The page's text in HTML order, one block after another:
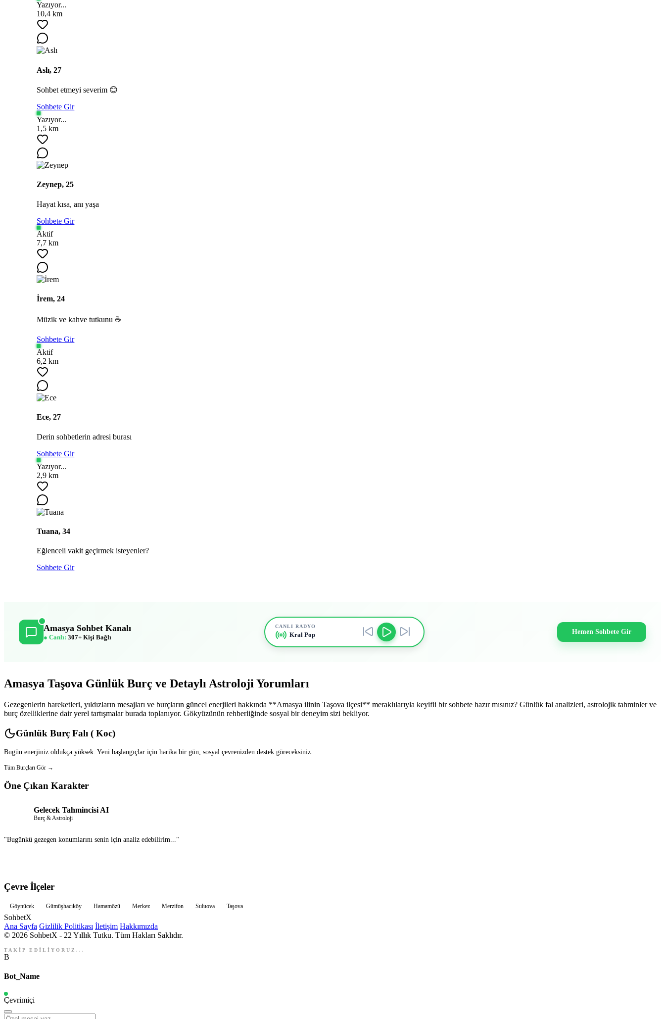
Yazıyor...
10,4 km
Aslı, 27
Sohbet etmeyi severim 😊
Sohbete Gir
Yazıyor...
1,5 km
Zeynep, 25
Hayat kısa, anı yaşa
Sohbete Gir
Aktif
7,7 km
İrem, 24
Müzik ve kahve tutkunu ☕
Sohbete Gir
Aktif
6,2 km
Ece, 27
Derin sohbetlerin adresi burası
Sohbete Gir
Yazıyor...
2,9 km
Tuana, 34
Eğlenceli vakit geçirmek isteyenler?
Sohbete Gir
Amasya Sohbet Kanalı
● Canlı: 307+ Kişi Bağlı
CANLI RADYO
Kral Pop Hemen Sohbete Gir
Amasya Taşova Günlük Burç ve Detaylı Astroloji Yorumları
Gezegenlerin hareketleri, yıldızların mesajları ve burçların güncel enerjileri hakkında **Amasya ilinin Taşova ilçesi** meraklılarıyla keyifli bir sohbete hazır mısınız? Günlük fal analizleri, astrolojik tahminler ve
burç özelliklerine dair yerel tartışmalar burada toplanıyor. Gökyüzünün rehberliğinde sosyal bir deneyim sizi bekliyor.
Günlük Burç Falı ( Koc)
Bugün enerjiniz oldukça yüksek. Yeni başlangıçlar için harika bir gün, sosyal çevrenizden destek göreceksiniz.
Tüm Burçları Gör →
Öne Çıkan Karakter
Gelecek Tahmincisi AI
Burç & Astroloji
"Bugünkü gezegen konumlarını senin için analiz edebilirim..."
Çevre İlçeler
Göynücek Gümüşhacıköy Hamamözü Merkez Merzifon Suluova Taşova
SohbetX
Ana Sayfa Gizlilik Politikası İletişim Hakkımızda
© 2026 SohbetX - 22 Yıllık Tutku. Tüm Hakları Saklıdır.
TAKİP EDİLİYORUZ...
B
Bot_Name
Çevrimiçi